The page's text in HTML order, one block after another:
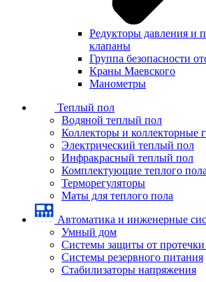
Редукторы давления и
клапаны
Группа безопасности
Краны Маевского
Манометры
Теплый пол
Водяной теплый пол
Коллекторы и коллекторные
Электрический теплый пол
Инфракрасный теплый пол
Комплектующие теплого пола
Терморегуляторы
Маты для теплого пола
Автоматика и инженерные
Умный дом
Системы защиты от
Системы резервного питания
Стабилизаторы напряжения